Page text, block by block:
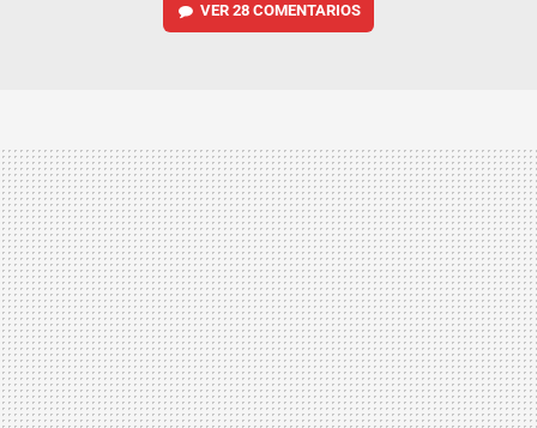
VER 28 COMENTARIOS